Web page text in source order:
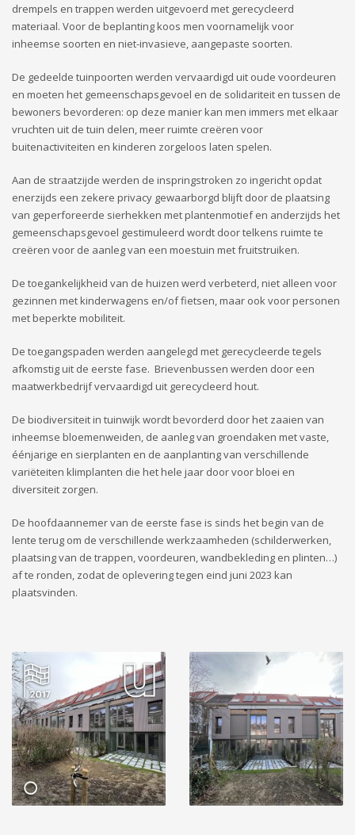
drempels en trappen werden uitgevoerd met gerecycleerd
materiaal. Voor de beplanting koos men voornamelijk voor
inheemse soorten en niet-invasieve, aangepaste soorten.
De gedeelde tuinpoorten werden vervaardigd uit oude voordeuren
en moeten het gemeenschapsgevoel en de solidariteit en tussen de
bewoners bevorderen: op deze manier kan men immers met elkaar
vruchten uit de tuin delen, meer ruimte creëren voor
buitenactiviteiten en kinderen zorgeloos laten spelen.
Aan de straatzijde werden de inspringstroken zo ingericht opdat
enerzijds een zekere privacy gewaarborgd blijft door de plaatsing
van geperforeerde sierhekken met plantenmotief en anderzijds het
gemeenschapsgevoel gestimuleerd wordt door telkens ruimte te
creëren voor de aanleg van een moestuin met fruitstruiken.
De toegankelijkheid van de huizen werd verbeterd, niet alleen voor
gezinnen met kinderwagens en/of fietsen, maar ook voor personen
met beperkte mobiliteit.
De toegangspaden werden aangelegd met gerecycleerde tegels
afkomstig uit de eerste fase. Brievenbussen werden door een
maatwerkbedrijf vervaardigd uit gerecycleerd hout.
De biodiversiteit in tuinwijk wordt bevorderd door het zaaien van
inheemse bloemenweiden, de aanleg van groendaken met vaste,
éénjarige en sierplanten en de aanplanting van verschillende
variëteiten klimplanten die het hele jaar door voor bloei en
diversiteit zorgen.
De hoofdaannemer van de eerste fase is sinds het begin van de
lente terug om de verschillende werkzaamheden (schilderwerken,
plaatsing van de trappen, voordeuren, wandbekleding en plinten…)
af te ronden, zodat de oplevering tegen eind juni 2023 kan
plaatsvinden.